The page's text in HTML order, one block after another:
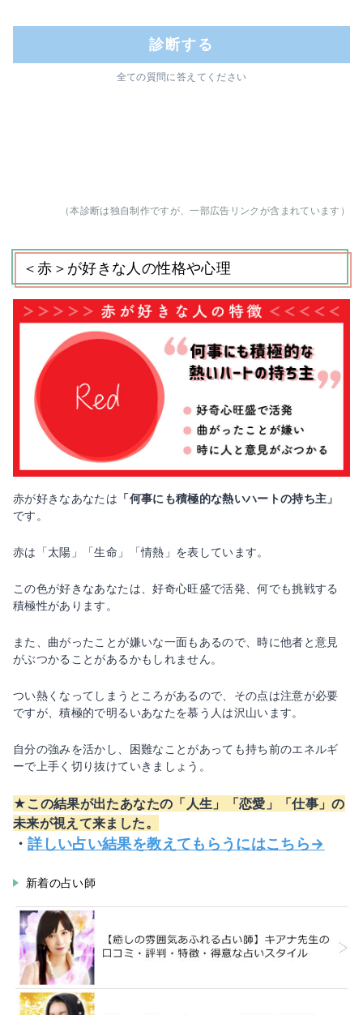
診断する
全ての質問に答えてください
（本診断は独自制作ですが、一部広告リンクが含まれています）
＜赤＞が好きな人の性格や心理
赤が好きなあなたは 「何事にも積極的な熱いハートの持ち主」
です。
赤は「太陽」「生命」「情熱」を表しています。
この色が好きなあなたは、好奇心旺盛で活発、何でも挑戦する
積極性があります。
また、曲がったことが嫌いな一面もあるので、時に他者と意見
がぶつかることがあるかもしれません。
つい熱くなってしまうところがあるので、その点は注意が必要
ですが、積極的で明るいあなたを慕う人は沢山います。
自分の強みを活かし、困難なことがあっても持ち前のエネルギ
ーで上手く切り抜けていきましょう。
★この結果が出たあなたの「人生」「恋愛」「仕事」の
未来が視えて来ました。
・詳しい占い結果を教えてもらうにはこちら→
新着の占い師